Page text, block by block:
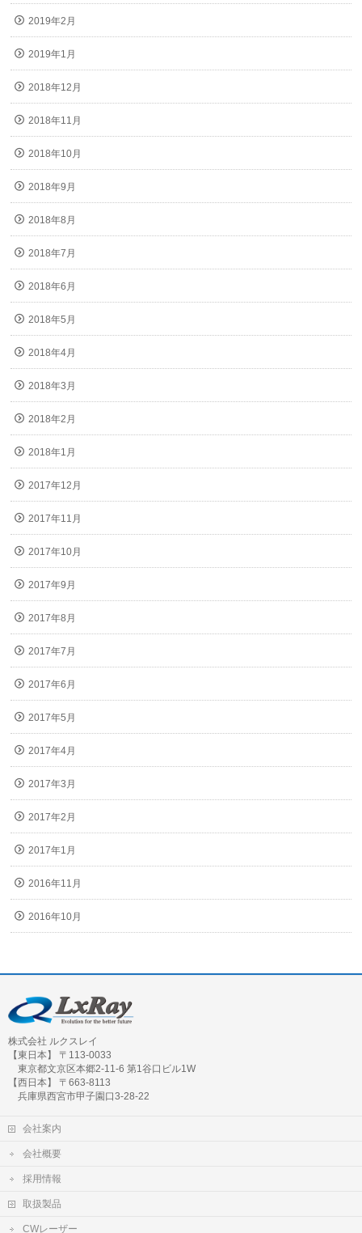
2019年2月
2019年1月
2018年12月
2018年11月
2018年10月
2018年9月
2018年8月
2018年7月
2018年6月
2018年5月
2018年4月
2018年3月
2018年2月
2018年1月
2017年12月
2017年11月
2017年10月
2017年9月
2017年8月
2017年7月
2017年6月
2017年5月
2017年4月
2017年3月
2017年2月
2017年1月
2016年11月
2016年10月
株式会社 ルクスレイ
【東日本】 〒113-0033
東京都文京区本郷2-11-6 第1谷口ビル1W
【西日本】 〒663-8113
兵庫県西宮市甲子園口3-28-22
会社案内
会社概要
採用情報
取扱製品
CWレーザー